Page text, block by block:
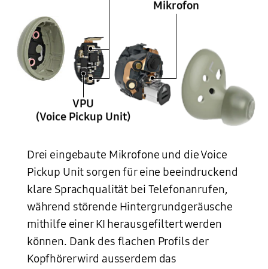
Mikrofon
VPU
(Voice Pickup Unit)
Drei eingebaute Mikrofone und die Voice
Pickup Unit sorgen für eine beeindruckend
klare Sprachqualität bei Telefonanrufen,
während störende Hintergrundgeräusche
mithilfe einer KI herausgefiltert werden
können. Dank des flachen Profils der
Kopfhörer wird ausserdem das